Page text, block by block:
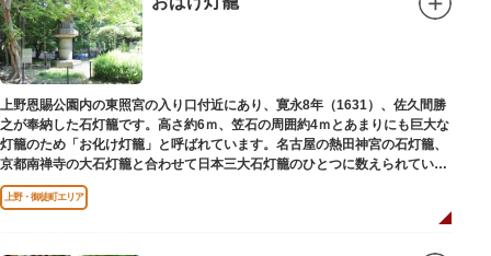
上野恩賜公園内の東照宮の入り口付近にあり、寛永8年（1631）、佐久間勝
之が奉納した石灯籠です。高さ約6ｍ、笠石の周囲約4ｍとあまりにも巨大な
灯籠のため「お化け灯籠」と呼ばれています。名古屋の熱田神宮の石灯籠、
京都南禅寺の大石灯籠と合わせて日本三大石灯籠のひとつに数えられていま
す。
上野・御徒町エリア